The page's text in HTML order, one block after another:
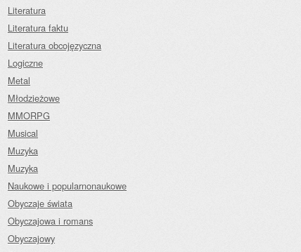
Literatura
Literatura faktu
Literatura obcojęzyczna
Logiczne
Metal
Młodzieżowe
MMORPG
Musical
Muzyka
Muzyka
Naukowe i popularnonaukowe
Obyczaje świata
Obyczajowa i romans
Obyczajowy